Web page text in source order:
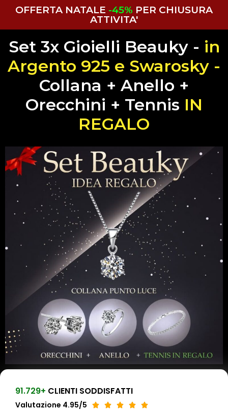
OFFERTA NATALE -45% PER CHIUSURA
ATTIVITA'
Set 3x Gioielli Beauky - in
Argento 925 e Swarosky -
Collana + Anello +
Orecchini + Tennis IN
REGALO
91.729+ CLIENTI SODDISFATTI
Valutazione 4.95/5     